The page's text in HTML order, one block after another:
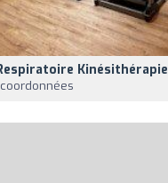
Kinésithérapie